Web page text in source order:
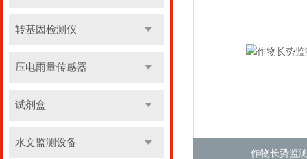
转基因检测仪
压电雨量传感器
试剂盒
水文监测设备
作物长势监